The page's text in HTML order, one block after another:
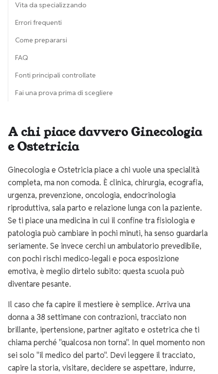
Vita da specializzando
Errori frequenti
Come prepararsi
FAQ
Fonti principali controllate
Fai una prova prima di scegliere
A chi piace davvero Ginecologia
e Ostetricia
Ginecologia e Ostetricia piace a chi vuole una specialità
completa, ma non comoda. È clinica, chirurgia, ecografia,
urgenza, prevenzione, oncologia, endocrinologia
riproduttiva, sala parto e relazione lunga con la paziente.
Se ti piace una medicina in cui il confine tra fisiologia e
patologia può cambiare in pochi minuti, ha senso guardarla
seriamente. Se invece cerchi un ambulatorio prevedibile,
con pochi rischi medico-legali e poca esposizione
emotiva, è meglio dirtelo subito: questa scuola può
diventare pesante.
Il caso che fa capire il mestiere è semplice. Arriva una
donna a 38 settimane con contrazioni, tracciato non
brillante, ipertensione, partner agitato e ostetrica che ti
chiama perché "qualcosa non torna". In quel momento non
sei solo "il medico del parto". Devi leggere il tracciato,
capire la storia, visitare, decidere se aspettare, indurre,